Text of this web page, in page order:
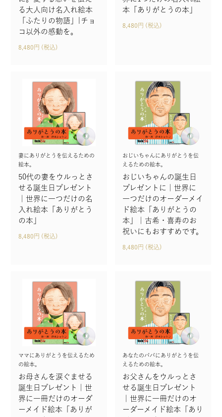
る大人向け名入れ絵本
「ふたりの物語」|チョ
コ以外の感動を。
8,480円 (税込)
本「ありがとうの本」
8,480円 (税込)
妻にありがとうを伝えるための
絵本。
50代の妻をウルっとさ
せる誕生日プレゼント
｜世界に一つだけの名
入れ絵本「ありがとう
の本」
8,480円 (税込)
おじいちゃんにありがとうを伝
えるための絵本。
おじいちゃんの誕生日
プレゼントに｜世界に
一つだけのオーダーメイ
ド絵本「ありがとうの
本」｜古希・喜寿のお
祝いにもおすすめです。
8,480円 (税込)
ママにありがとうを伝えるため
の絵本。
お母さんを涙ぐませる
誕生日プレゼント｜世
界に一冊だけのオーダ
ーメイド絵本「ありが
あなたのパパにありがとうを伝
えるための絵本。
お父さんをウルっとさ
せる誕生日プレゼント
｜世界に一冊だけのオ
ーダーメイド絵本「あり